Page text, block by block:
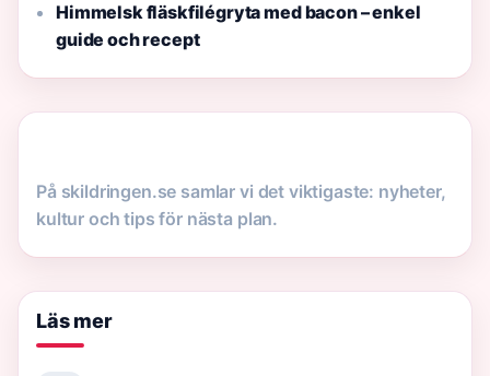
Himmelsk fläskfilégryta med bacon – enkel
guide och recept
På skildringen.se samlar vi det viktigaste: nyheter,
kultur och tips för nästa plan.
Läs mer